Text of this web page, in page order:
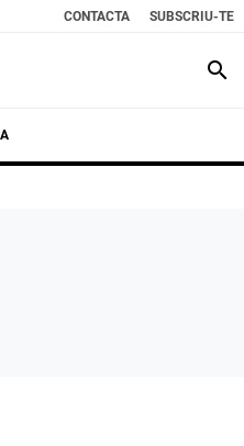
CONTACTA SUBSCRIU-TE
search